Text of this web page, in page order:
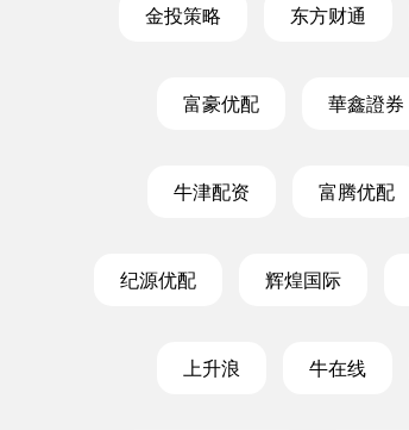
金投策略 东方财通
富豪优配 華鑫證券
牛津配资 富腾优配
纪源优配 辉煌国际
上升浪 牛在线